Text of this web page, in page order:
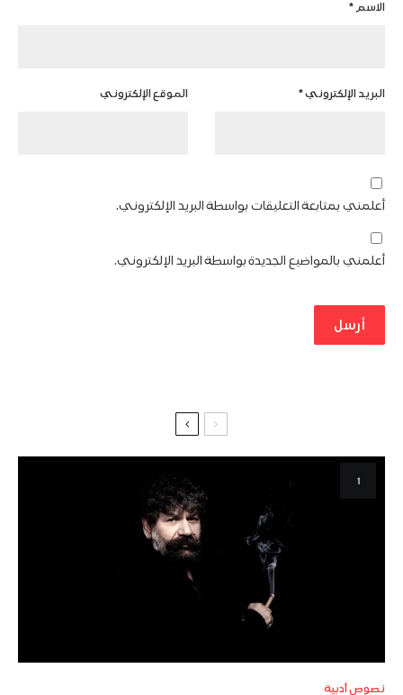
الاسم*
البريد الإلكتروني* الموقع الإلكتروني
أعلمني بمتابعة التعليقات بواسطة البريد الإلكتروني.
أعلمني بالمواضيع الجديدة بواسطة البريد الإلكتروني.
نصوص أدبية